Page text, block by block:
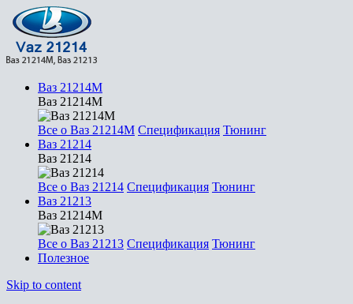
Ваз 21214М
Ваз 21214М
Все о Ваз 21214М Спецификация Тюнинг
Ваз 21214
Ваз 21214
Все о Ваз 21214 Спецификация Тюнинг
Ваз 21213
Ваз 21214М
Все о Ваз 21213 Спецификация Тюнинг
Полезное
Skip to content